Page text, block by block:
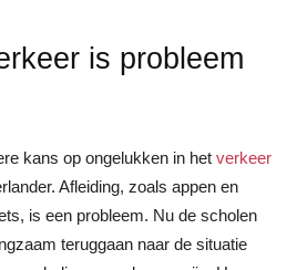
is probleem
kans op ongelukken in het verkeer
Afleiding, zoals appen en
is een probleem. Nu de scholen
teruggaan naar de situatie